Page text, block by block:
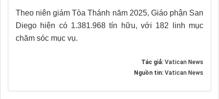
Theo niên giám Tòa Thánh năm 2025, Giáo phận San
Diego hiện có 1.381.968 tín hữu, với 182 linh mục
chăm sóc mục vụ.
Tác giả: Vatican News
Nguồn tin: Vatican News